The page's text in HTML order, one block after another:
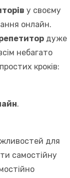
у своєму
онлайн.
дуже
небагато
кроків:
.
для
самостійну